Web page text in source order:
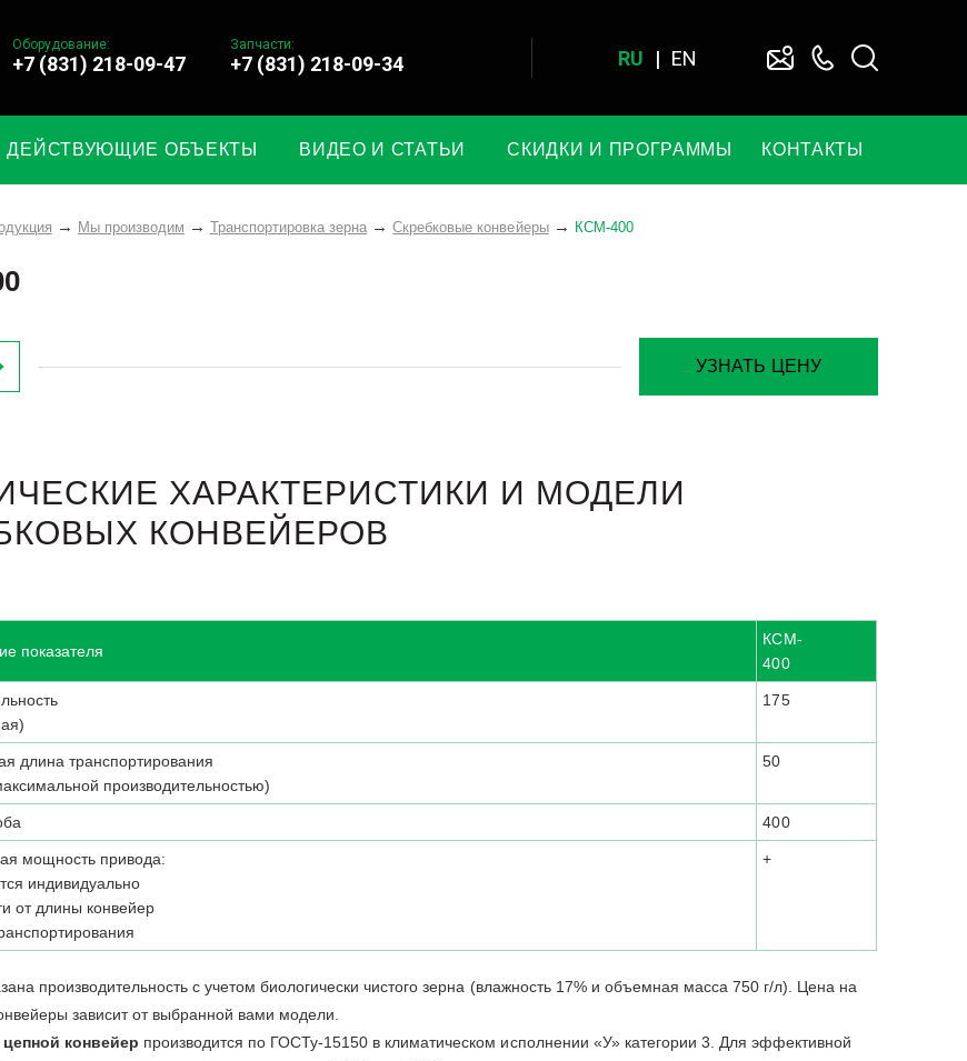
Оборудование:
+7 (831) 218-09-47
Запчасти:
+7 (831) 218-09-34 RU EN
ДЕЙСТВУЮЩИЕ ОБЪЕКТЫ ВИДЕО И СТАТЬИ СКИДКИ И ПРОГРАММЫ КОНТАКТЫ
Мы производим Транспортировка зерна Скребковые конвейеры КСМ-400
УЗНАТЬ ЦЕНУ
ХАРАКТЕРИСТИКИ И МОДЕЛИ
КОНВЕЙЕРОВ
показателя
КСМ-
400
175
длина транспортирования
производительностью)
50
400
мощность привода:
индивидуально
от длины конвейер
+
производительность с учетом биологически чистого зерна (влажность 17% и объемная масса 750 г/л). Цена на
зависит от выбранной вами модели.
конвейер производится по ГОСТу-15150 в климатическом исполнении «У» категории 3. Для эффективной